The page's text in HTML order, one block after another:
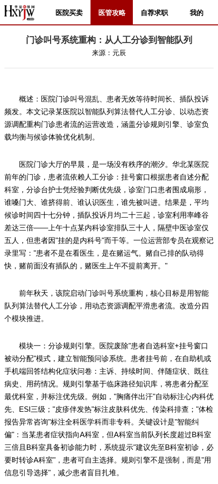
医院买卖 医管攻略 自荐求职 我的
门诊叫号系统重构：从人工分诊到智能队列
来源： 元辰
概述：医院门诊叫号混乱、患者无效等待时间长、插队投诉
频发。本文记录某医院以智能队列算法替代人工分诊、以动态资
源调配重构门诊患者流的运营改造，涵盖分诊规则引擎、诊室负
载均衡与候诊体验优化机制。
医院门诊大厅的早晨，是一场没有秩序的潮汐。华北某医院
前年的门诊，患者流依赖人工分诊：挂号窗口根据患者自述分配
科室，分诊台护士凭经验判断优先级，诊室门口患者围成扇形，
谁嗓门大、谁挤得前、谁认识医生，谁先被叫进。结果是，平均
候诊时间四十七分钟，插队投诉月均二十三起，诊室利用率峰谷
差达三倍——上午十点某内科诊室排队三十人，隔壁中医诊室仅
五人，但患者因"挂的是内科号"而干等。一位运营部专员在观察记
录里写："患者不是在看医生，是在赌运气。赌自己排的队动得
快，赌前面没有插队的，赌医生上午不提前离开。"
前年秋天，该院启动门诊叫号系统重构，核心目标是用智能
队列算法替代人工分诊，用动态资源调配平滑患者流。改造分四
个模块推进。
模块一：分诊规则引擎。医院废除"患者自选科室+挂号窗口
被动分配"模式，建立智能预问诊系统。患者挂号前，在自助机或
手机端回答结构化症状问卷：主诉、持续时间、伴随症状、既往
病史、用药情况。规则引擎基于临床路径知识库，将患者分配至
最优科室，并标注优先级。例如，"胸痛伴出汗"自动标注心内科优
先、ESI三级；"皮疹伴发热"标注皮肤科优先、传染科排查；"体检
报告异常咨询"标注全科医学科而非专科。关键设计是"智能纠
偏"：当某患者症状指向A科室，但A科室当前队列长度超过B科室
三倍且B科室具备初诊能力时，系统提示"建议先至B科室初诊，必
要时转诊A科室"，患者可自主选择。规则引擎不是强制，而是"用
信息引导选择"，减少患者盲目扎堆。